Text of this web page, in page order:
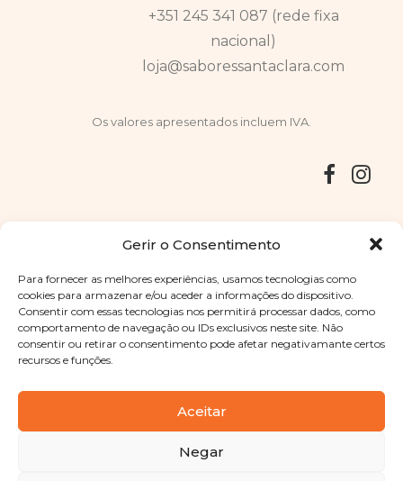
Gerir o Consentimento
Para fornecer as melhores experiências, usamos tecnologias como
cookies para armazenar e/ou aceder a informações do dispositivo.
Consentir com essas tecnologias nos permitirá processar dados, como
comportamento de navegação ou IDs exclusivos neste site. Não
consentir ou retirar o consentimento pode afetar negativamante certos
recursos e funções.
Aceitar
Negar
+351 245 341 087 (rede fixa
nacional)
loja@saboressantaclara.com
Os valores apresentados incluem IVA.
Copyright © 2025 Sabores Santa Clara
. Todos os direitos
reservadosPolítica de Privacidade |Termos e condições
Designed byShift Your Branding Agency